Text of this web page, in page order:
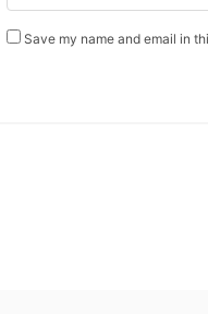
Save my name and email in